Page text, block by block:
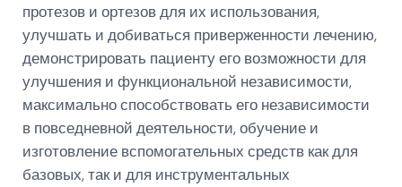
протезов и ортезов для их использования,
улучшать и добиваться приверженности лечению,
демонстрировать пациенту его возможности для
улучшения и функциональной независимости,
максимально способствовать его независимости
в повседневной деятельности, обучение и
изготовление вспомогательных средств как для
базовых, так и для инструментальных